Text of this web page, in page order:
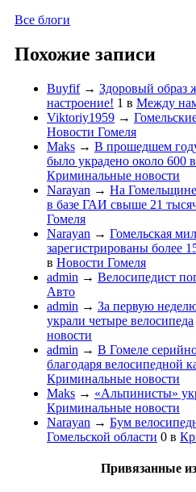
Все блоги
Похожие записи
Buyfif→ Здоровый образ
настроение! 1 в Между
Viktoriy1959 →
Новости Гомеля
Maks → В прошедшем
было украдено около 600
Криминальные новости
Narayan → На Гомельщине
в базе ГАИ свыше 21
Гомеля
Narayan → Гомельская
зарегистрированы более
в Новости Гомеля
admin → Велосипедист
Авто
admin → За первую
украли четыре велосипеда
новости
admin → В Гомеле
благодаря велосипедной
Криминальные новости
Maks → «Альпинисты»
Криминальные новости
Narayan → Бум
Гомельской области 0 в
Привязанные